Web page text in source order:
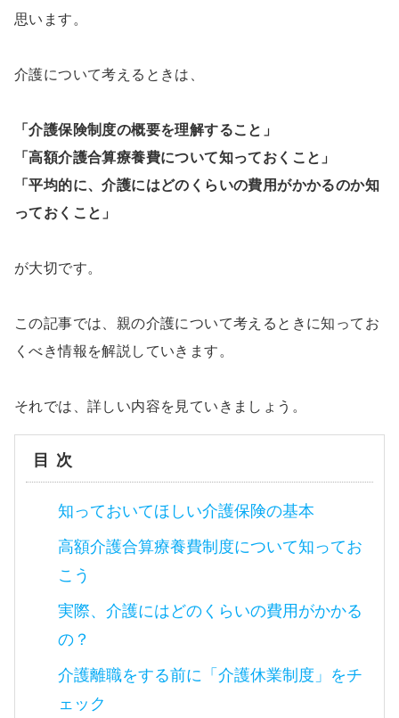
思います。
介護について考えるときは、
「介護保険制度の概要を理解すること」
「高額介護合算療養費について知っておくこと」
「平均的に、介護にはどのくらいの費用がかかるのか知
っておくこと」
が大切です。
この記事では、親の介護について考えるときに知ってお
くべき情報を解説していきます。
それでは、詳しい内容を見ていきましょう。
目次
知っておいてほしい介護保険の基本
高額介護合算療養費制度について知ってお
こう
実際、介護にはどのくらいの費用がかかる
の？
介護離職をする前に「介護休業制度」をチ
ェック